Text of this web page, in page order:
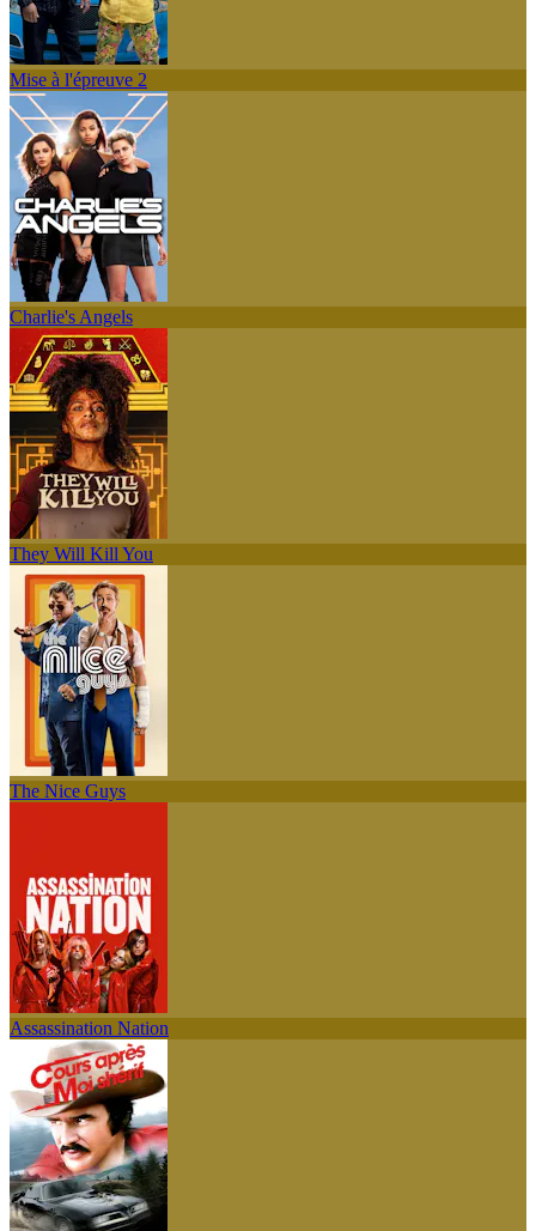
Mise à l'épreuve 2
Charlie's Angels
They Will Kill You
The Nice Guys
Assassination Nation